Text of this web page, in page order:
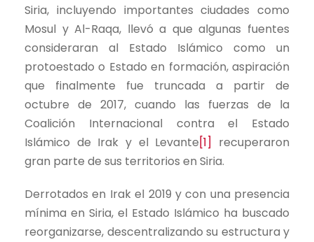
Siria, incluyendo importantes ciudades como
Mosul y Al-Raqa, llevó a que algunas fuentes
consideraran al Estado Islámico como un
protoestado o Estado en formación, aspiración
que finalmente fue truncada a partir de
octubre de 2017, cuando las fuerzas de la
Coalición Internacional contra el Estado
Islámico de Irak y el Levante[1]
recuperaron
gran parte de sus territorios en Siria.
Derrotados en Irak el 2019 y con una presencia
mínima en Siria, el Estado Islámico ha buscado
reorganizarse, descentralizando su estructura y